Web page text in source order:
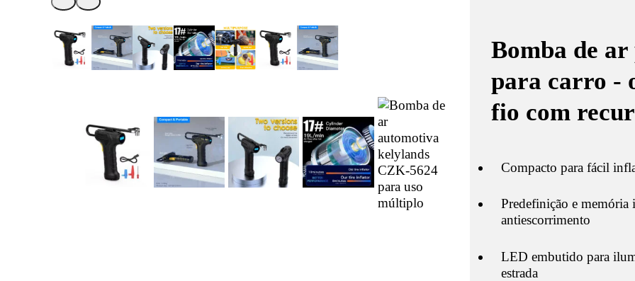
Bomba de
para carro -
fio com
Compacto para fácil
Predefinição e memória
antiescorrimento
LED embutido para
estrada